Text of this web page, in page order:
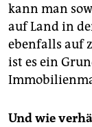
kann man
auf Land in
ebenfalls auf
ist es ein
Und wie